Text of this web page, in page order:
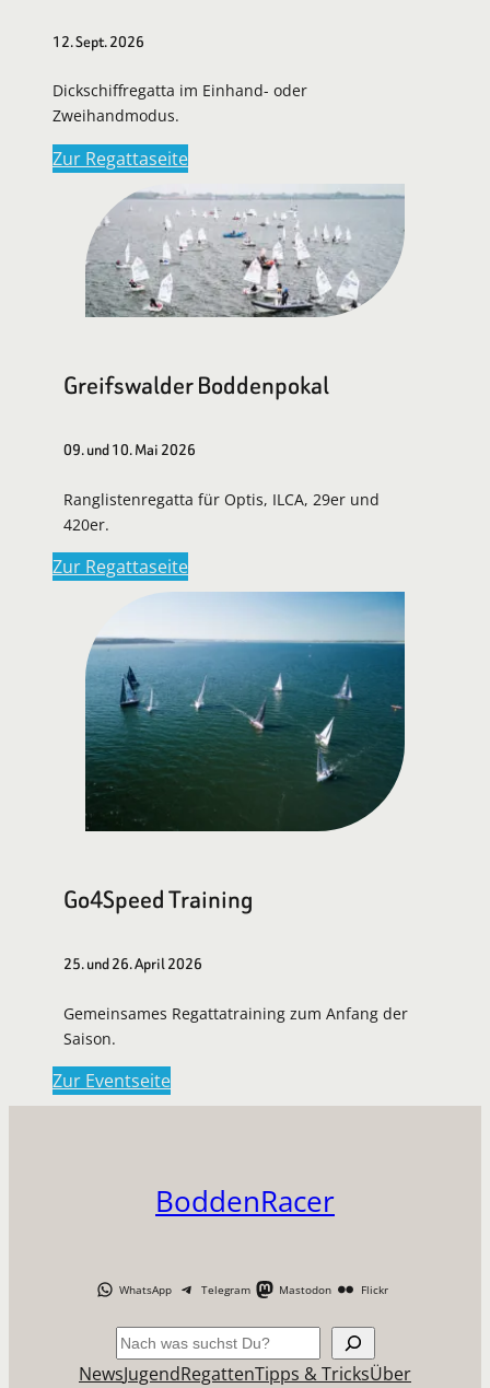
12. Sept. 2026
Dickschiffregatta im Einhand- oder
Zweihandmodus.
Zur Regattaseite
Greifswalder Boddenpokal
09. und 10. Mai 2026
Ranglistenregatta für Optis, ILCA, 29er und
420er.
Zur Regattaseite
Go4Speed Training
25. und 26. April 2026
Gemeinsames Regattatraining zum Anfang der
Saison.
Zur Eventseite
BoddenRacer
WhatsApp Telegram Mastodon Flickr
Suchen
NewsJugendRegattenTipps & TricksÜber